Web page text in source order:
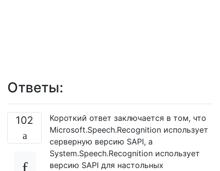
Ответы:
102
Короткий ответ заключается в том, что
Microsoft.Speech.Recognition использует
серверную версию SAPI, а
System.Speech.Recognition использует
версию SAPI для настольных